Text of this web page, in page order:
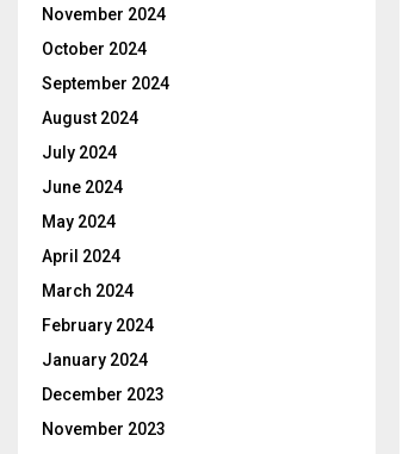
November 2024
October 2024
September 2024
August 2024
July 2024
June 2024
May 2024
April 2024
March 2024
February 2024
January 2024
December 2023
November 2023